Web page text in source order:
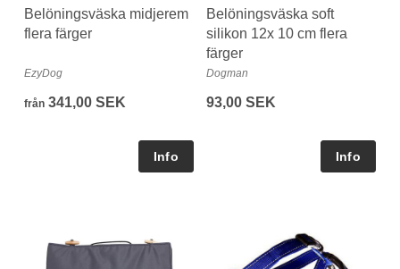
Belöningsväska midjerem
flera färger
EzyDog
från 341,00 SEK
Belöningsväska soft
silikon 12x 10 cm flera
färger
Dogman
93,00 SEK